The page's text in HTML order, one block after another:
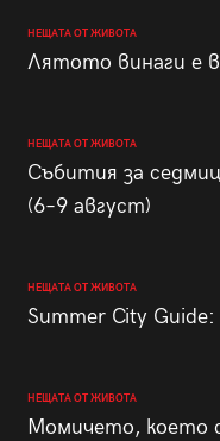
НЕЩАТА ОТ ЖИВОТА
Лятото винаги е
НЕЩАТА ОТ ЖИВОТА
Събития за
(6–9 август)
НЕЩАТА ОТ ЖИВОТА
Summer City
НЕЩАТА ОТ ЖИВОТА
Момичето, което